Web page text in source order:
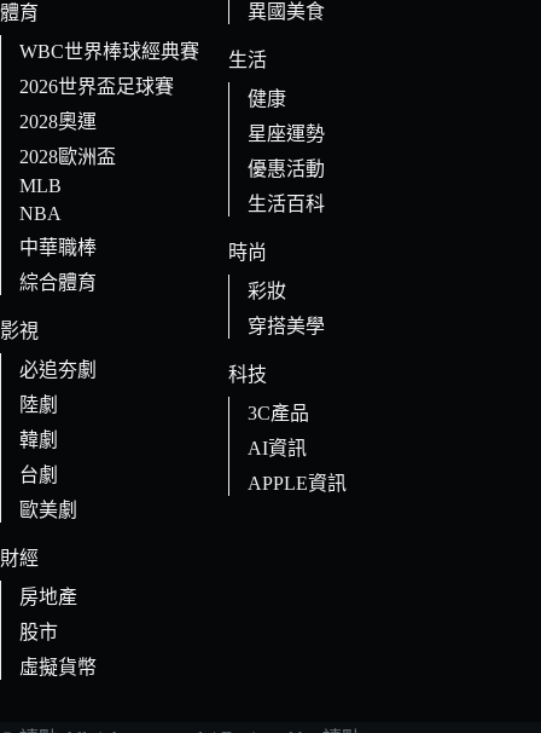
體育
WBC世界棒球經典賽
2026世界盃足球賽
2028奧運
2028歐洲盃
MLB
NBA
中華職棒
綜合體育
影視
必追夯劇
陸劇
韓劇
台劇
歐美劇
財經
房地產
股市
虛擬貨幣
異國美食
生活
健康
星座運勢
優惠活動
生活百科
時尚
彩妝
穿搭美學
科技
3C產品
AI資訊
APPLE資訊